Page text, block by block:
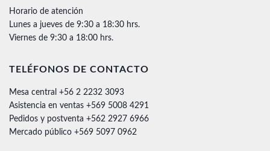
Horario de atención
Lunes a jueves de 9:30 a 18:30 hrs.
Viernes de 9:30 a 18:00 hrs.
TELÉFONOS DE CONTACTO
Mesa central +56 2 2232 3093
Asistencia en ventas +569 5008 4291
Pedidos y postventa +562 2927 6966
Mercado público +569 5097 0962